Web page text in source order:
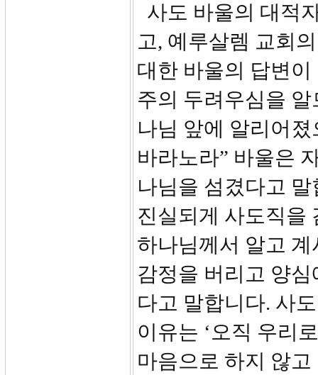
사도 바울의 대적
고, 예루살렘 교회
대한 바울의 답변
주의 두려우심을
나님 앞에 알리어
바라노라” 바울은
나님을 섬겼다고
진실되게 사도직을
하나님께서 알고
감정을 버리고 양
다고 말합니다. 사
이유는 ‘오직 우리
마음으로 하지 않